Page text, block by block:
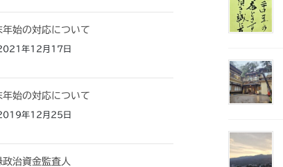
年始の対応について
年12月17日
年始の対応について
年12月25日
政治資金監査人